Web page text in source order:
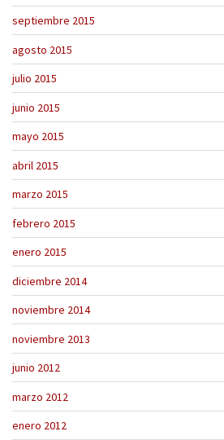
septiembre 2015
agosto 2015
julio 2015
junio 2015
mayo 2015
abril 2015
marzo 2015
febrero 2015
enero 2015
diciembre 2014
noviembre 2014
noviembre 2013
junio 2012
marzo 2012
enero 2012